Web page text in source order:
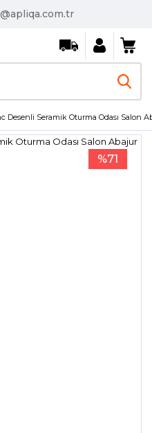
Desenli Seramik Oturma Odası Salon
%71